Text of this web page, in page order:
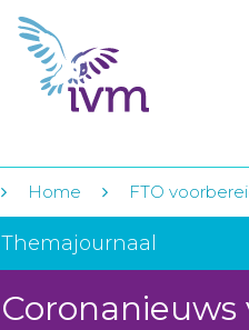
Home FTO
Themajournaal